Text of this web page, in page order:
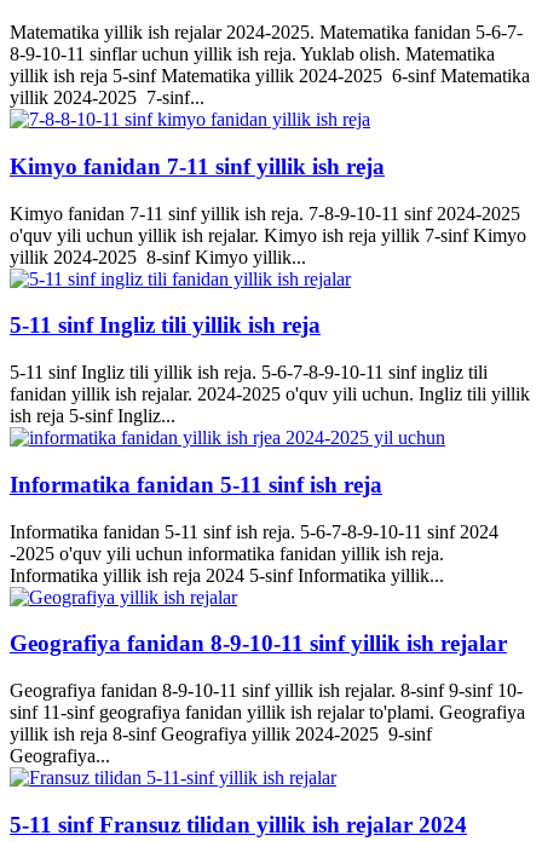
Matematika yillik ish rejalar 2024-2025. Matematika fanidan 5-6-7-
8-9-10-11 sinflar uchun yillik ish reja. Yuklab olish. Matematika
yillik ish reja 5-sinf Matematika yillik 2024-2025 6-sinf Matematika
yillik 2024-2025 7-sinf...
Kimyo fanidan 7-11 sinf yillik ish reja
Kimyo fanidan 7-11 sinf yillik ish reja. 7-8-9-10-11 sinf 2024-2025
o'quv yili uchun yillik ish rejalar. Kimyo ish reja yillik 7-sinf Kimyo
yillik 2024-2025 8-sinf Kimyo yillik...
5-11 sinf Ingliz tili yillik ish reja
5-11 sinf Ingliz tili yillik ish reja. 5-6-7-8-9-10-11 sinf ingliz tili
fanidan yillik ish rejalar. 2024-2025 o'quv yili uchun. Ingliz tili yillik
ish reja 5-sinf Ingliz...
Informatika fanidan 5-11 sinf ish reja
Informatika fanidan 5-11 sinf ish reja. 5-6-7-8-9-10-11 sinf 2024
-2025 o'quv yili uchun informatika fanidan yillik ish reja.
Informatika yillik ish reja 2024 5-sinf Informatika yillik...
Geografiya fanidan 8-9-10-11 sinf yillik ish rejalar
Geografiya fanidan 8-9-10-11 sinf yillik ish rejalar. 8-sinf 9-sinf 10-
sinf 11-sinf geografiya fanidan yillik ish rejalar to'plami. Geografiya
yillik ish reja 8-sinf Geografiya yillik 2024-2025 9-sinf
Geografiya...
5-11 sinf Fransuz tilidan yillik ish rejalar 2024